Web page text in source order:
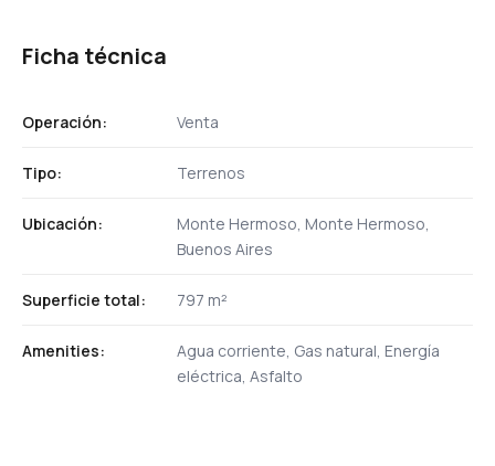
Ficha técnica
Operación: Venta
Tipo: Terrenos
Ubicación:
Monte Hermoso, Monte Hermoso,
Buenos Aires
Superficie total: 797 m²
Amenities:
Agua corriente, Gas natural, Energía
eléctrica, Asfalto